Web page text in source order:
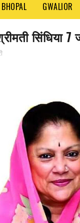
BHOPAL GWALIOR
सिंधिया 7